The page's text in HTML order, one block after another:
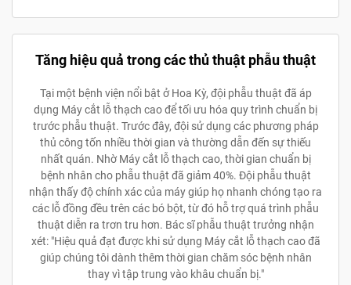
Tăng hiệu quả trong các thủ thuật phẫu thuật
Tại một bệnh viện nổi bật ở Hoa Kỳ, đội phẫu thuật đã áp
dụng Máy cắt lỗ thạch cao để tối ưu hóa quy trình chuẩn bị
trước phẫu thuật. Trước đây, đội sử dụng các phương pháp
thủ công tốn nhiều thời gian và thường dẫn đến sự thiếu
nhất quán. Nhờ Máy cắt lỗ thạch cao, thời gian chuẩn bị
bệnh nhân cho phẫu thuật đã giảm 40%. Đội phẫu thuật
nhận thấy độ chính xác của máy giúp họ nhanh chóng tạo ra
các lỗ đồng đều trên các bó bột, từ đó hỗ trợ quá trình phẫu
thuật diễn ra trơn tru hơn. Bác sĩ phẫu thuật trưởng nhận
xét: "Hiệu quả đạt được khi sử dụng Máy cắt lỗ thạch cao đã
giúp chúng tôi dành thêm thời gian chăm sóc bệnh nhân
thay vì tập trung vào khâu chuẩn bị."